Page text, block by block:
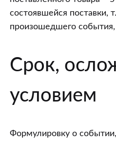
состоявшейся поставки,
произошедшего
Срок,
условием
Формулировку о